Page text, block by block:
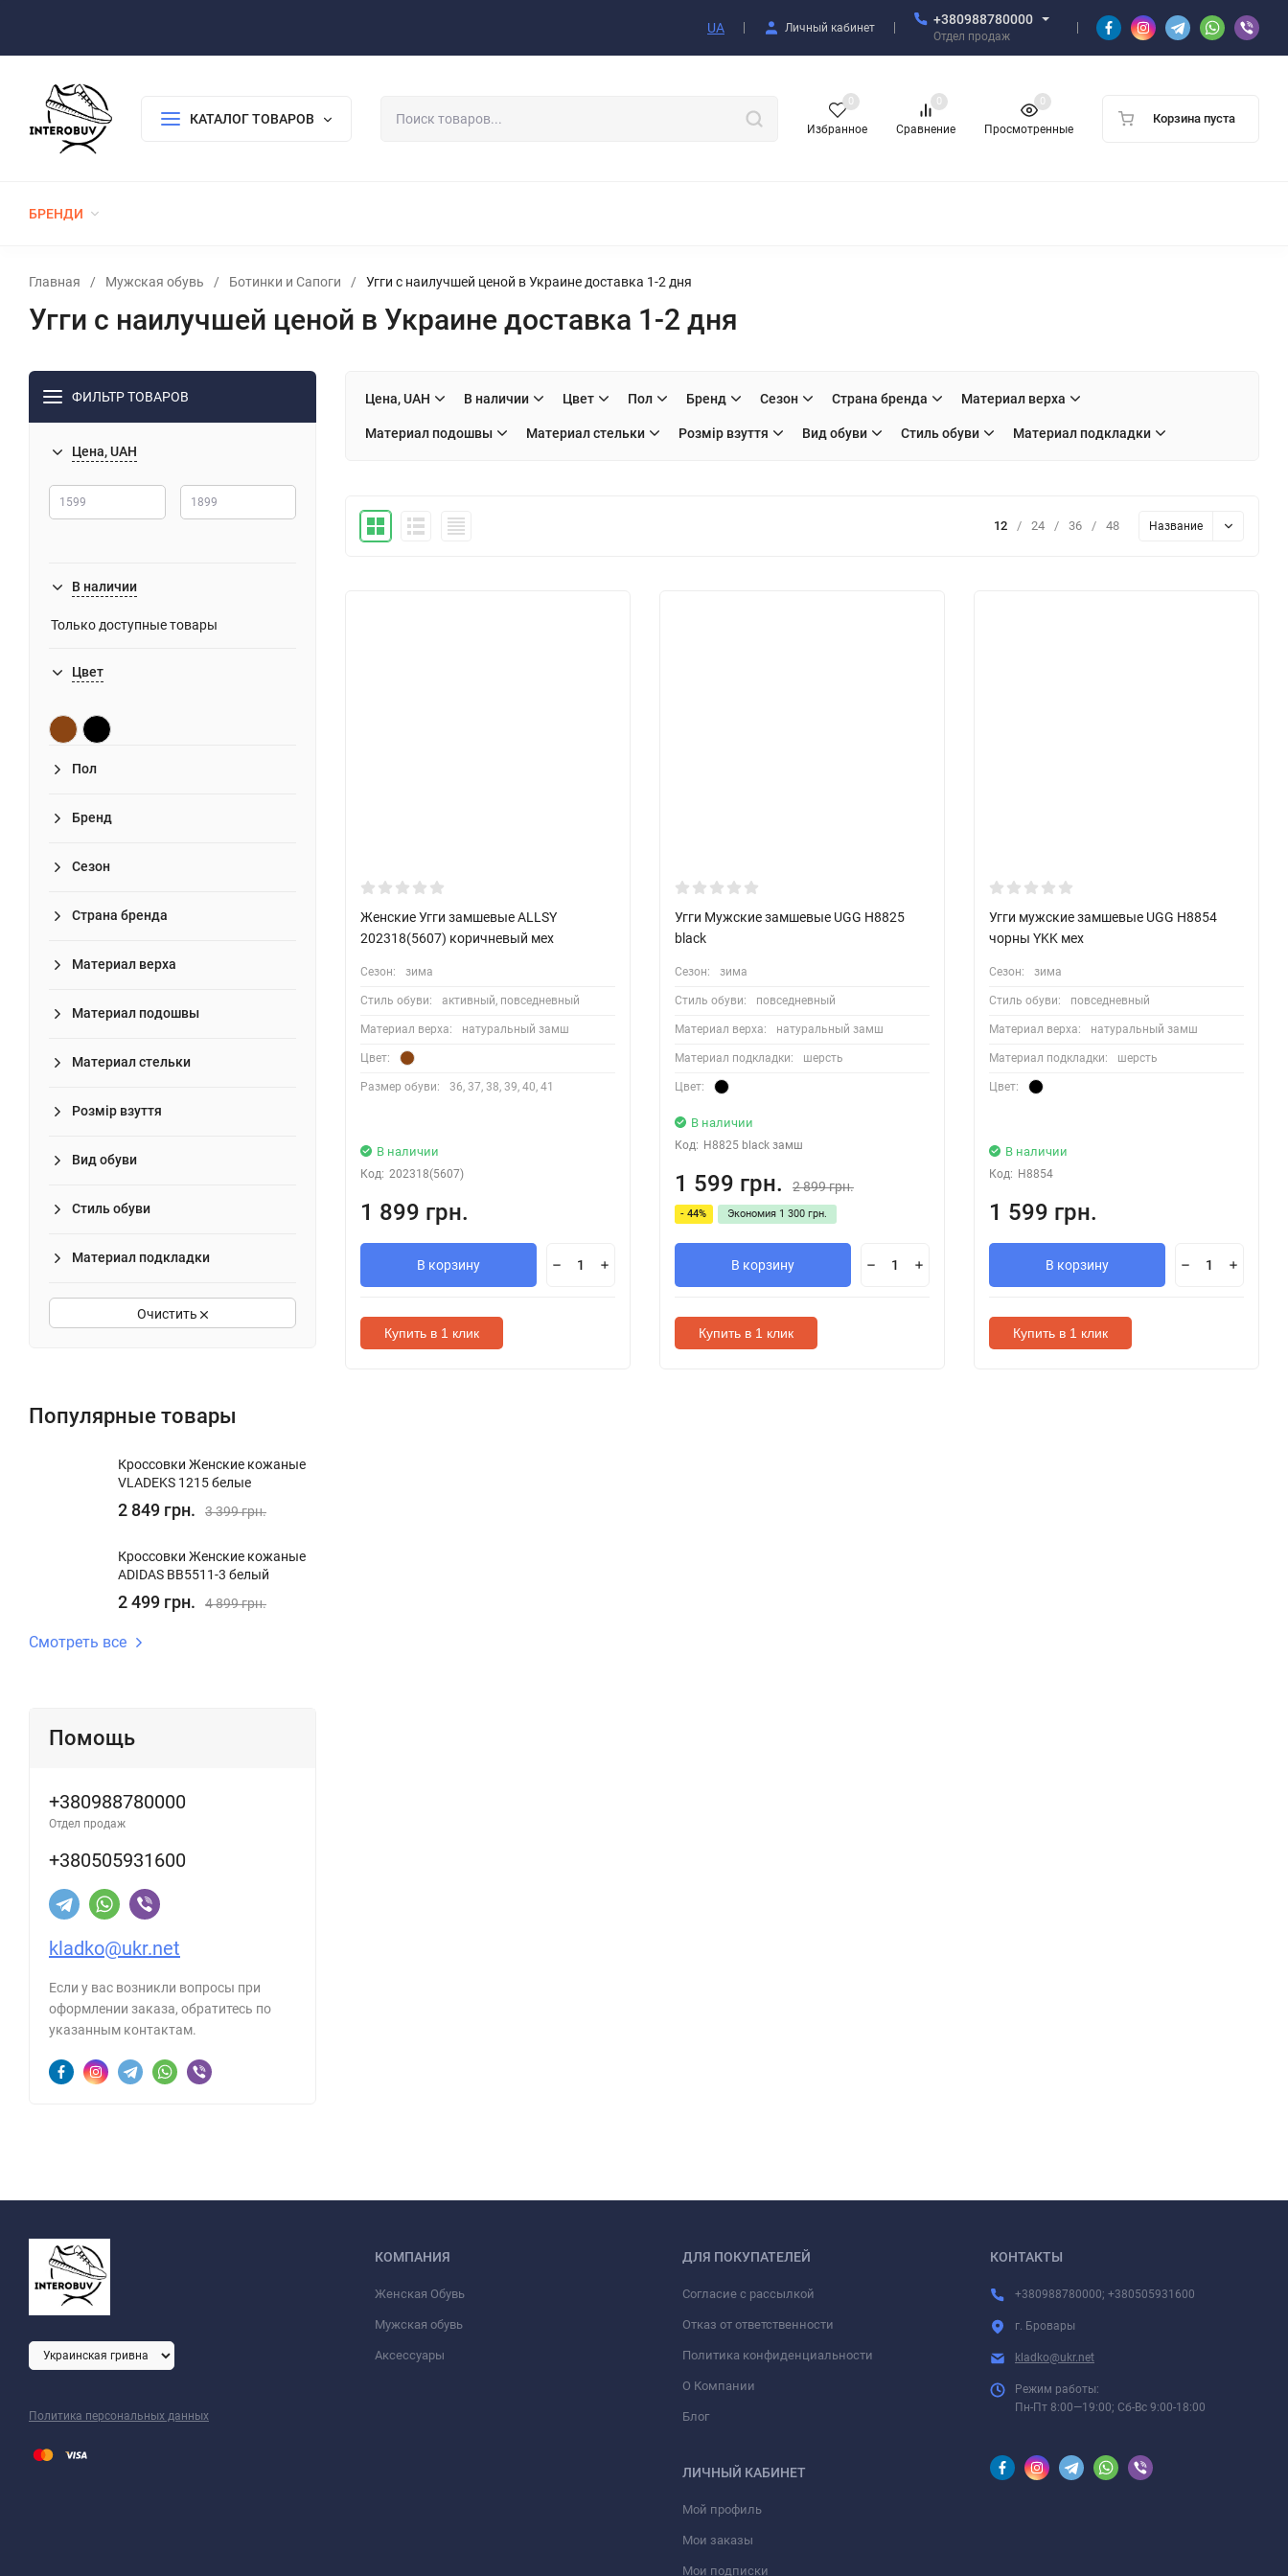
UA Личный кабинет
+380988780000
Отдел продаж
КАТАЛОГ ТОВАРОВ
Избранное
0
Сравнение
0
Просмотренные
0
Корзина пуста
БРЕНДИ
Главная / Мужская обувь / Ботинки и Сапоги / Угги с наилучшей ценой в Украине доставка 1-2 дня
Угги с наилучшей ценой в Украине доставка 1-2 дня
ФИЛЬТР ТОВАРОВ
Цена, UAH
В наличии
Только доступные товары
Цвет
Пол
Бренд
Сезон
Страна бренда
Материал верха
Материал подошвы
Материал стельки
Розмір взуття
Вид обуви
Стиль обуви
Материал подкладки
Очистить
Популярные товары
Кроссовки Женские кожаные
VLADEKS 1215 белые
2 849 грн. 3 399 грн.
Кроссовки Женские кожаные
ADIDAS BB5511-3 белый
2 499 грн. 4 899 грн.
Смотреть все
Помощь
+380988780000
Отдел продаж
+380505931600
kladko@ukr.net
Если у вас возникли вопросы при
оформлении заказа, обратитесь по
указанным контактам.
Цена, UAH В наличии Цвет Пол Бренд Сезон Страна бренда Материал верха
Материал подошвы Материал стельки Розмір взуття Вид обуви Стиль обуви Материал подкладки
12 / 24 / 36 / 48 Название
Женские Угги замшевые ALLSY
202318(5607) коричневый мех
Сезон: зима
Стиль обуви: активный, повседневный
Материал верха: натуральный замш
Цвет:
Размер обуви: 36, 37, 38, 39, 40, 41
В наличии
Код: 202318(5607)
1 899 грн.
В корзину
Купить в 1 клик
Угги Мужские замшевые UGG H8825
black
Сезон: зима
Стиль обуви: повседневный
Материал верха: натуральный замш
Материал подкладки: шерсть
Цвет:
В наличии
Код: H8825 black замш
1 599 грн. 2 899 грн.
- 44% Экономия 1 300 грн.
В корзину
Купить в 1 клик
Угги мужские замшевые UGG H8854
чорны YKK мех
Сезон: зима
Стиль обуви: повседневный
Материал верха: натуральный замш
Материал подкладки: шерсть
Цвет:
В наличии
Код: H8854
1 599 грн.
В корзину
Купить в 1 клик
Политика персональных данных
КОМПАНИЯ
Женская Обувь
Мужская обувь
Аксессуары
ДЛЯ ПОКУПАТЕЛЕЙ
Согласие с рассылкой
Отказ от ответственности
Политика конфиденциальности
О Компании
Блог
ЛИЧНЫЙ КАБИНЕТ
Мой профиль
Мои заказы
Мои подписки
КОНТАКТЫ
+380988780000; +380505931600
г. Бровары
kladko@ukr.net
Режим работы:
Пн-Пт 8:00—19:00; Сб-Вс 9:00-18:00